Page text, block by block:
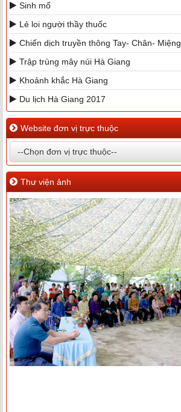
Sinh mổ
Lẻ loi người thầy thuốc
Chiến dịch truyền thông Tay- Chân- Miệng
Trập trùng mây núi Hà Giang
Khoảnh khắc Hà Giang
Du lịch Hà Giang 2017
Website đơn vị trực thuộc
--Chọn đơn vị trực thuộc--
Thư viện ảnh